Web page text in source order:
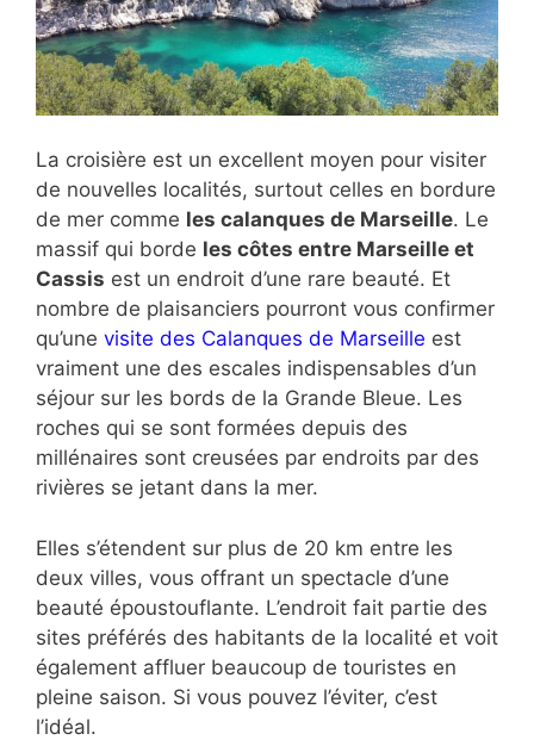
La croisière est un excellent moyen pour visiter
de nouvelles localités, surtout celles en bordure
de mer comme les calanques de Marseille. Le
massif qui borde les côtes entre Marseille et
Cassis est un endroit d’une rare beauté. Et
nombre de plaisanciers pourront vous confirmer
qu’une visite des Calanques de Marseille est
vraiment une des escales indispensables d’un
séjour sur les bords de la Grande Bleue. Les
roches qui se sont formées depuis des
millénaires sont creusées par endroits par des
rivières se jetant dans la mer.
Elles s’étendent sur plus de 20 km entre les
deux villes, vous offrant un spectacle d’une
beauté époustouflante. L’endroit fait partie des
sites préférés des habitants de la localité et voit
également affluer beaucoup de touristes en
pleine saison. Si vous pouvez l’éviter, c’est
l’idéal.